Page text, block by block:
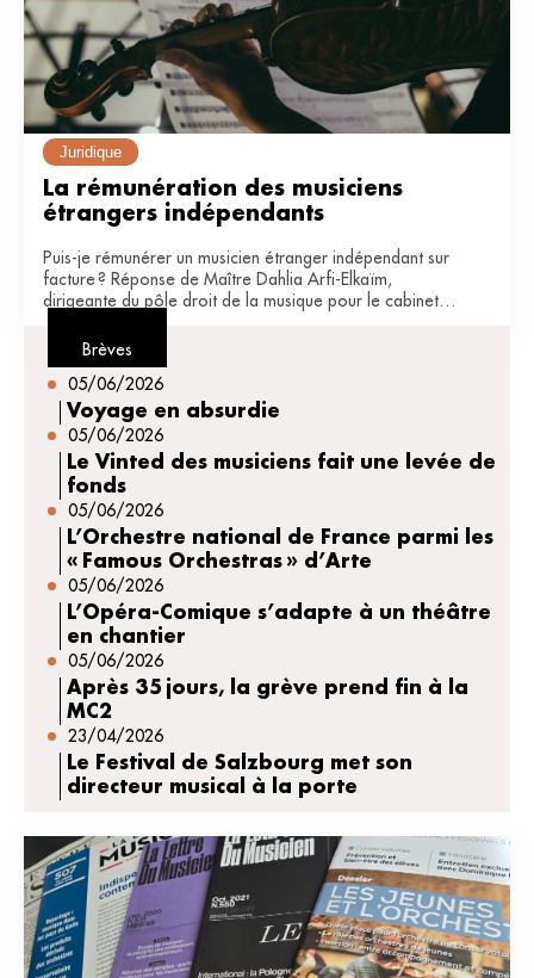
Juridique
La rémunération des musiciens
étrangers indépendants
Puis-je rémunérer un musicien étranger indépendant sur
facture ? Réponse de Maître Dahlia Arfi-Elkaïm,
dirigeante du pôle droit de la musique pour le cabinet
Brèves
05/06/2026
Voyage en absurdie
05/06/2026
Le Vinted des musiciens fait une levée de
fonds
05/06/2026
L’Orchestre national de France parmi les
« Famous Orchestras » d’Arte
05/06/2026
L’Opéra-Comique s’adapte à un théâtre
en chantier
05/06/2026
Après 35 jours, la grève prend fin à la
MC2
23/04/2026
Le Festival de Salzbourg met son
directeur musical à la porte